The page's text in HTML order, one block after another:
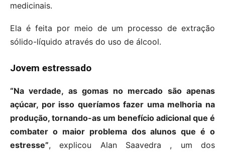
medicinais.
Ela é feita por meio de um processo de extração
sólido-líquido através do uso de álcool.
Jovem estressado
“Na verdade, as gomas no mercado são apenas
açúcar, por isso queríamos fazer uma melhoria na
produção, tornando-as um benefício adicional que é
combater o maior problema dos alunos que é o
estresse”, explicou Alan Saavedra , um dos